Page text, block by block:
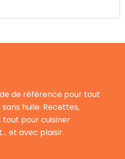
de référence pour tout
huile. Recettes,
pour cuisiner
et avec plaisir.